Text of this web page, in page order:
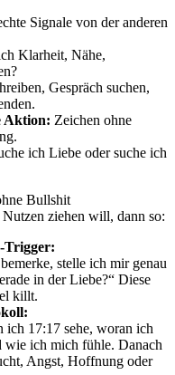
Signale von der anderen
Klarheit, Nähe,
Gespräch suchen,
Aktion: Zeichen ohne
ich Liebe oder suche ich
Bullshit
ziehen will, dann so:
Trigger:
stelle ich mir genau
in der Liebe?“ Diese
killt.
ich 17:17 sehe, woran ich
wie ich mich fühle. Danach
Angst, Hoffnung oder